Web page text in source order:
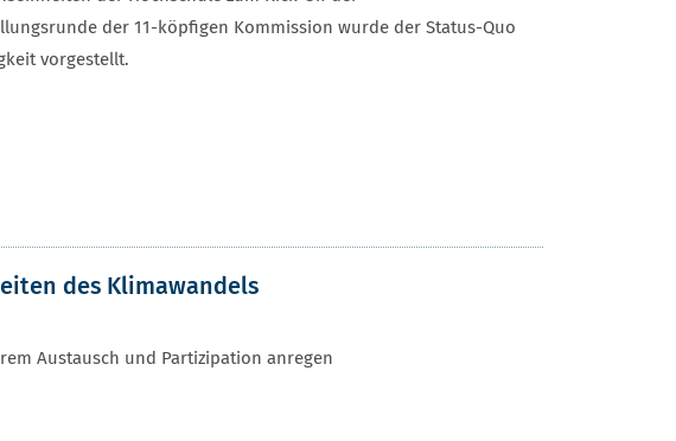
der 11-köpfigen Kommission wurde der Status-Quo
vorgestellt.
des Klimawandels
Austausch und Partizipation anregen